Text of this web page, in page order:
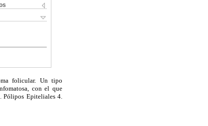
folicular. Un tipo
, con el que
Epiteliales 4.